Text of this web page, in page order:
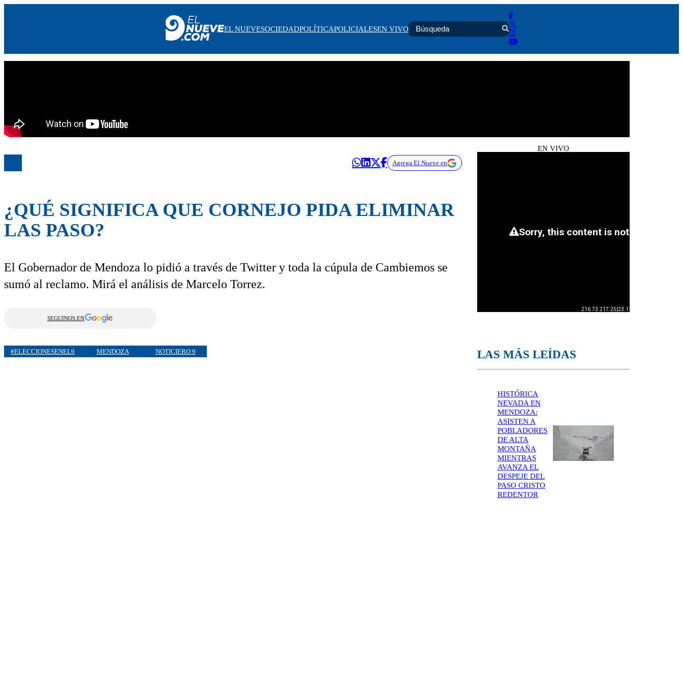
EN VIVO
EL NUEVESOCIEDADPOLÍTICAPOLICIALESEN VIVO
Agrega El Nueve en
¿QUÉ SIGNIFICA QUE CORNEJO PIDA ELIMINAR
LAS PASO?
El Gobernador de Mendoza lo pidió a través de Twitter y toda la cúpula de Cambiemos se
sumó al reclamo. Mirá el análisis de Marcelo Torrez.
SEGUINOS EN
#ELECCIONESENEL9 MENDOZA NOTICIERO 9
EN VIVO
LAS MÁS LEÍDAS
HISTÓRICA
NEVADA EN
MENDOZA:
ASISTEN A
POBLADORES
DE ALTA
MONTAÑA
MIENTRAS
AVANZA EL
DESPEJE DEL
PASO CRISTO
REDENTOR